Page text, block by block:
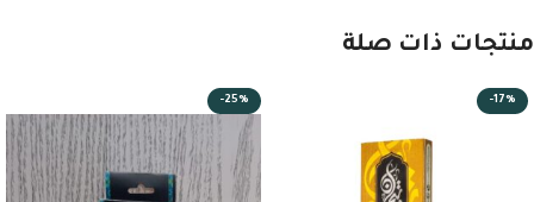
منتجات ذات صلة
-17%
-25%